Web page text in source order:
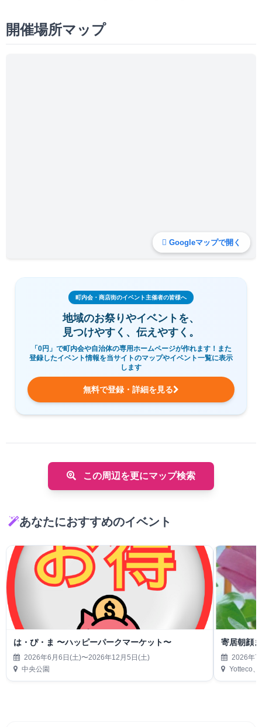
開催場所マップ
Googleマップで開く
町内会・商店街のイベント主催者の皆様へ
地域のお祭りやイベントを、
見つけやすく、伝えやすく。
「0円」で町内会や自治体の専用ホームページが作れます！また
登録したイベント情報を当サイトのマップやイベント一覧に表示
します
無料で登録・詳細を見る
この周辺を更にマップ検索
あなたにおすすめのイベント
は・ぴ・ま 〜ハッピーパークマーケット〜
2026年6月6日(土)〜2026年12月5日(土)
中央公園
寄居朝顔
2026年7
Yotteco、